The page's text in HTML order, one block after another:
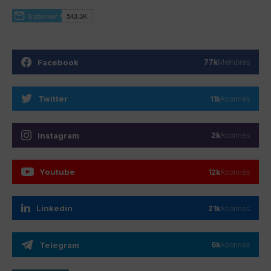
Facebook 77kMembres
Twitter 11kAbonnés
Instagram 2kAbonnés
Youtube 12kAbonnés
Linkedin 21kAbonnés
Telegram 6kAbonnés